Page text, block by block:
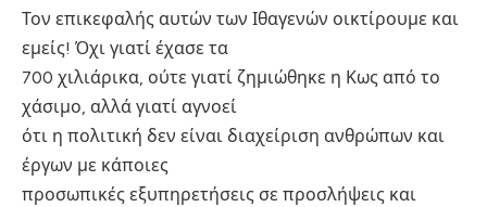
Τον επικεφαλής αυτών των Ιθαγενών οικτίρουμε και
εμείς! Όχι γιατί έχασε τα
700 χιλιάρικα, ούτε γιατί ζημιώθηκε η Κως από το
χάσιμο, αλλά γιατί αγνοεί
ότι η πολιτική δεν είναι διαχείριση ανθρώπων και
έργων με κάποιες
προσωπικές εξυπηρετήσεις σε προσλήψεις και